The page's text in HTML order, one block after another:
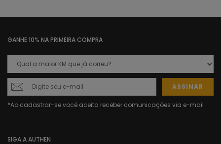
GANHE 10% NA PRIMEIRA COMPRA
ASSINAR
SIGA A AUTHEN